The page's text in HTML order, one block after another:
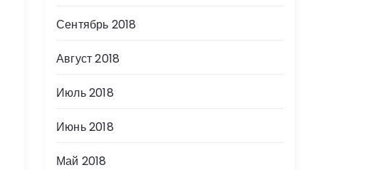
Сентябрь 2018
Август 2018
Июль 2018
Июнь 2018
Май 2018